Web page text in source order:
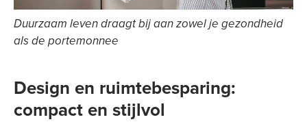
Duurzaam leven draagt bij aan zowel je gezondheid
als de portemonnee
Design en ruimtebesparing:
compact en stijlvol